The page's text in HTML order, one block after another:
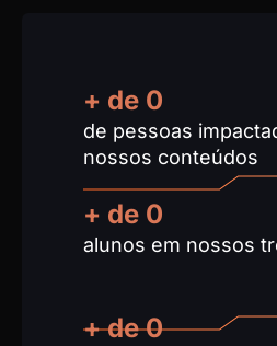
de pessoas
nossos conteúdos
+ de 0
alunos em nossos
+ de 0
+ de 0